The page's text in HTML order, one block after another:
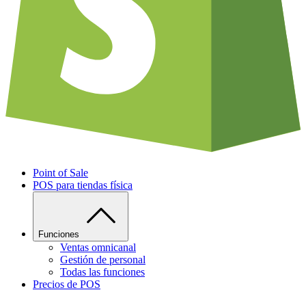
Point of Sale
POS para tiendas física
Funciones
Ventas omnicanal
Gestión de personal
Todas las funciones
Precios de POS